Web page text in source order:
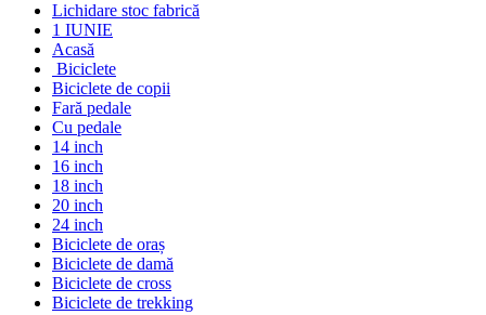
Lichidare stoc fabrică
1 IUNIE
Acasă
Biciclete
Biciclete de copii
Fară pedale
Cu pedale
14 inch
16 inch
18 inch
20 inch
24 inch
Biciclete de oraș
Biciclete de damă
Biciclete de cross
Biciclete de trekking